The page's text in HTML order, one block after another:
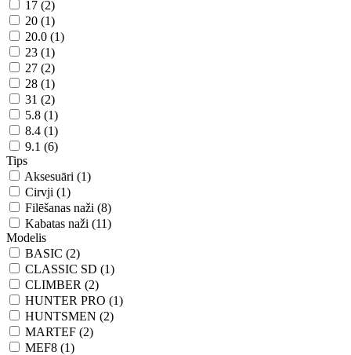
17 (2)
20 (1)
20.0 (1)
23 (1)
27 (2)
28 (1)
31 (2)
5.8 (1)
8.4 (1)
9.1 (6)
Tips
Aksesuāri (1)
Cirvji (1)
Filēšanas naži (8)
Kabatas naži (11)
Modelis
BASIC (2)
CLASSIC SD (1)
CLIMBER (2)
HUNTER PRO (1)
HUNTSMEN (2)
MARTEF (2)
MEF8 (1)